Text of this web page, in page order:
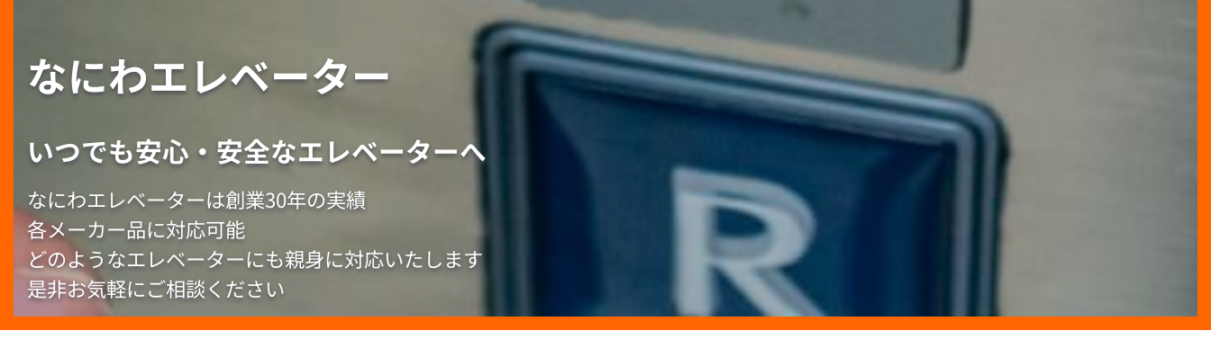
なにわエレベーター
いつでも安心・ 安全なエレベーターへ
なにわエレベーターは創業30年の実績
各メーカー品に対応可能
どのようなエレベーターにも親身に対応いたします
是非お気軽にご相談ください